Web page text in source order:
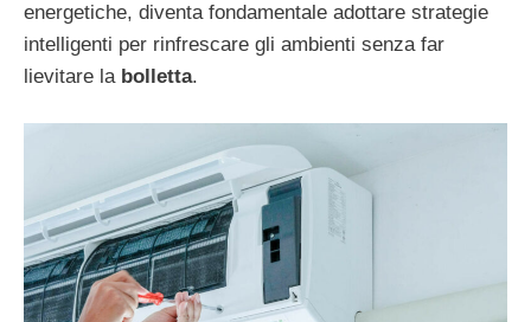
energetiche, diventa fondamentale adottare strategie
intelligenti per rinfrescare gli ambienti senza far
lievitare la bolletta.